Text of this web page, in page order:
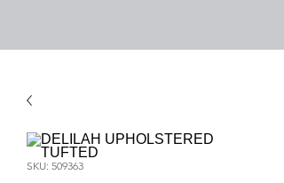
SKU: 509363